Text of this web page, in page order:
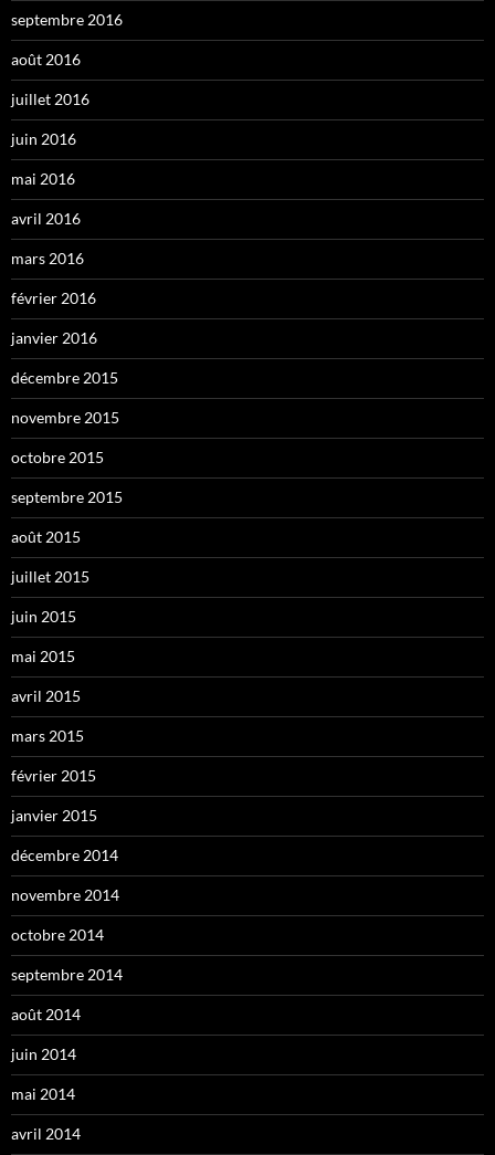
septembre 2016
août 2016
juillet 2016
juin 2016
mai 2016
avril 2016
mars 2016
février 2016
janvier 2016
décembre 2015
novembre 2015
octobre 2015
septembre 2015
août 2015
juillet 2015
juin 2015
mai 2015
avril 2015
mars 2015
février 2015
janvier 2015
décembre 2014
novembre 2014
octobre 2014
septembre 2014
août 2014
juin 2014
mai 2014
avril 2014